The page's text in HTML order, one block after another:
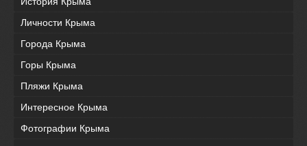
Личности Крыма
Города Крыма
Горы Крыма
Пляжи Крыма
Интересное Крыма
Фотографии Крыма